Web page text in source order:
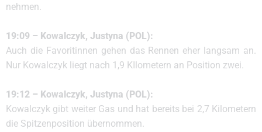
nehmen.
19:09 – Kowalczyk, Justyna (POL):
Auch die Favoritinnen gehen das Rennen eher langsam an.
Nur Kowalczyk liegt nach 1,9 KIlometern an Position zwei.
19:12 – Kowalczyk, Justyna (POL):
Kowalczyk gibt weiter Gas und hat bereits bei 2,7 Kilometern
die Spitzenposition übernommen.